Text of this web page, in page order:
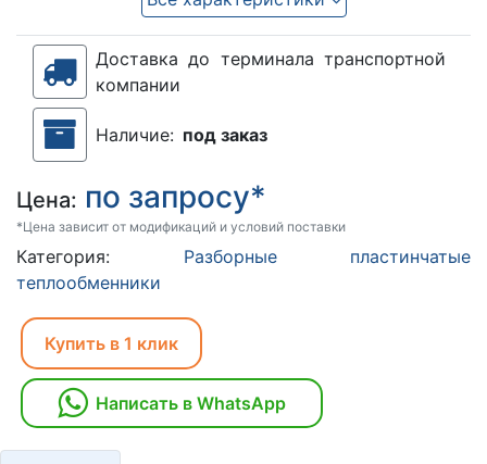
Доставка до терминала транспортной
компании
Наличие: под заказ
Цена: по запросу*
*Цена зависит от модификаций и условий поставки
Категория: Разборные пластинчатые
теплообменники
Купить в 1 клик
Написать в WhatsApp